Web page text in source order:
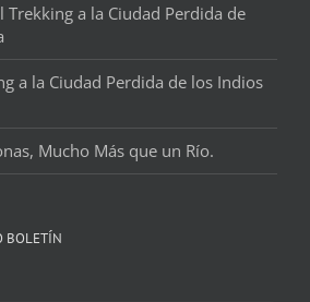
Trekking a la Ciudad Perdida de
a la Ciudad Perdida de los Indios
Mucho Más que un Río.
BOLETÍN